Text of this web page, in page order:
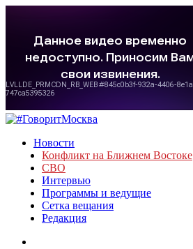
Новости
Конфликт на Ближнем Востоке
СВО
Интервью
Программы и ведущие
Сетка вещания
Редакция